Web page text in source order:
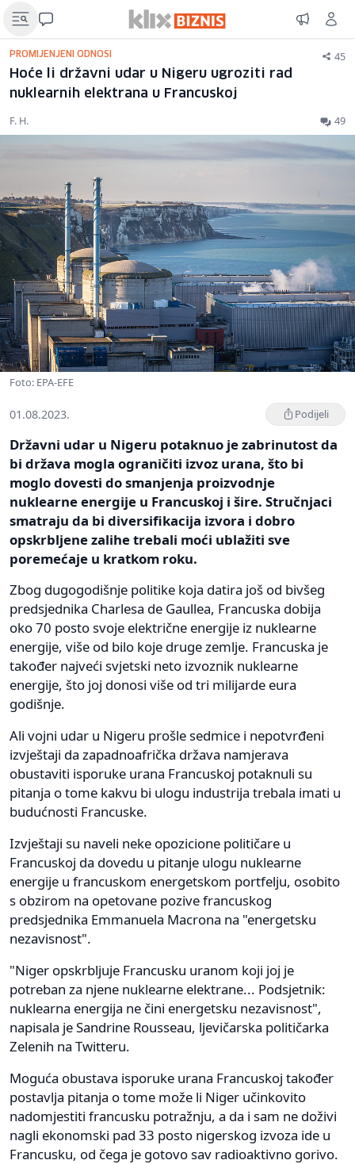
PROMIJENJENI ODNOSI 45
Hoće li državni udar u Nigeru ugroziti rad
nuklearnih elektrana u Francuskoj
F. H. 49
Foto: EPA-EFE
01.08.2023. Podijeli
Državni udar u Nigeru potaknuo je zabrinutost da
bi država mogla ograničiti izvoz urana, što bi
moglo dovesti do smanjenja proizvodnje
nuklearne energije u Francuskoj i šire. Stručnjaci
smatraju da bi diversifikacija izvora i dobro
opskrbljene zalihe trebali moći ublažiti sve
poremećaje u kratkom roku.
Zbog dugogodišnje politike koja datira još od bivšeg
predsjednika Charlesa de Gaullea, Francuska dobija
oko 70 posto svoje električne energije iz nuklearne
energije, više od bilo koje druge zemlje. Francuska je
također najveći svjetski neto izvoznik nuklearne
energije, što joj donosi više od tri milijarde eura
godišnje.
Ali vojni udar u Nigeru prošle sedmice i nepotvrđeni
izvještaji da zapadnoafrička država namjerava
obustaviti isporuke urana Francuskoj potaknuli su
pitanja o tome kakvu bi ulogu industrija trebala imati u
budućnosti Francuske.
Izvještaji su naveli neke opozicione političare u
Francuskoj da dovedu u pitanje ulogu nuklearne
energije u francuskom energetskom portfelju, osobito
s obzirom na opetovane pozive francuskog
predsjednika Emmanuela Macrona na "energetsku
nezavisnost".
"Niger opskrbljuje Francusku uranom koji joj je
potreban za njene nuklearne elektrane... Podsjetnik:
nuklearna energija ne čini energetsku nezavisnost",
napisala je Sandrine Rousseau, ljevičarska političarka
Zelenih na Twitteru.
Moguća obustava isporuke urana Francuskoj također
postavlja pitanja o tome može li Niger učinkovito
nadomjestiti francusku potražnju, a da i sam ne doživi
nagli ekonomski pad 33 posto nigerskog izvoza ide u
Francusku, od čega je gotovo sav radioaktivno gorivo.